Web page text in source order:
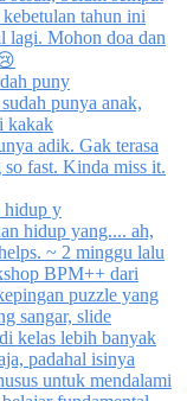
puny
hidup y